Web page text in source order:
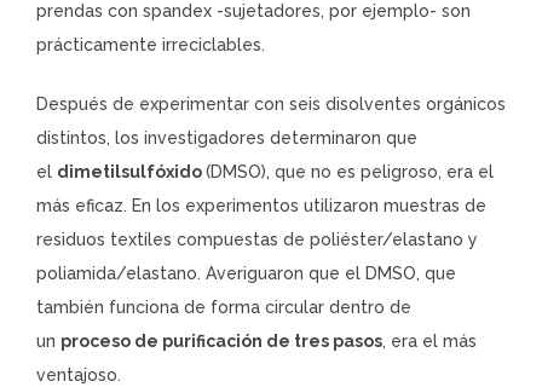
prendas con spandex -sujetadores, por ejemplo- son
prácticamente irreciclables.
Después de experimentar con seis disolventes orgánicos
distintos, los investigadores determinaron que
el dimetilsulfóxido(DMSO), que no es peligroso, era el
más eficaz. En los experimentos utilizaron muestras de
residuos textiles compuestas de poliéster/elastano y
poliamida/elastano. Averiguaron que el DMSO, que
también funciona de forma circular dentro de
un proceso de purificación de tres pasos, era el más
ventajoso.